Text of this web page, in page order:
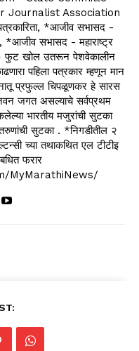
Journalist Association
*आजीव सभासद -
*आजीव सभासद - महाराष्ट्र
३० फुट खोल उतरून पेशवेकालीन
पहिला पत्रकार म्हणून मान
नातू प्रफुल्ल चिपळूणकर हे सारस
जगत असल्याचे सर्वप्रथम
भारतीय मजुरांची सुटका
सुटका . *निगडीतील २
च्या तथाकथित एल टीटीइ
फरार
MyMarathiNews/